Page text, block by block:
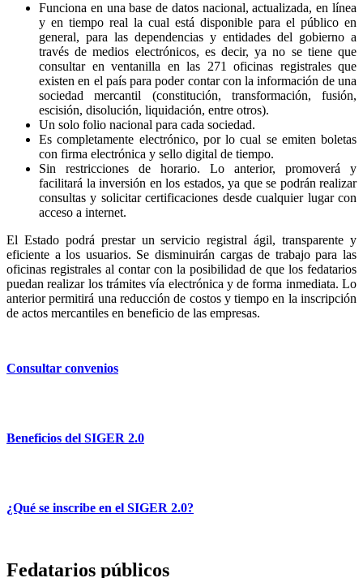
Funciona en una base de datos nacional, actualizada, en línea
y en tiempo real la cual está disponible para el público en
general, para las dependencias y entidades del gobierno a
través de medios electrónicos, es decir, ya no se tiene que
consultar en ventanilla en las 271 oficinas registrales que
existen en el país para poder contar con la información de una
sociedad mercantil (constitución, transformación, fusión,
escisión, disolución, liquidación, entre otros).
Un solo folio nacional para cada sociedad.
Es completamente electrónico, por lo cual se emiten boletas
con firma electrónica y sello digital de tiempo.
Sin restricciones de horario. Lo anterior, promoverá y
facilitará la inversión en los estados, ya que se podrán realizar
consultas y solicitar certificaciones desde cualquier lugar con
acceso a internet.
El Estado podrá prestar un servicio registral ágil, transparente y
eficiente a los usuarios. Se disminuirán cargas de trabajo para las
oficinas registrales al contar con la posibilidad de que los fedatarios
puedan realizar los trámites vía electrónica y de forma inmediata. Lo
anterior permitirá una reducción de costos y tiempo en la inscripción
de actos mercantiles en beneficio de las empresas.
Consultar convenios
Beneficios del SIGER 2.0
¿Qué se inscribe en el SIGER 2.0?
Fedatarios públicos